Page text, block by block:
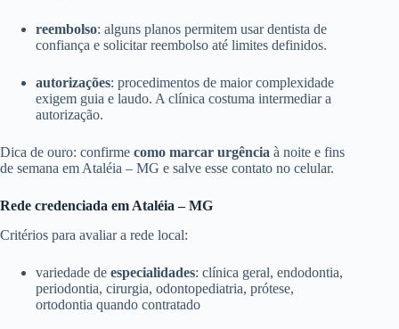
reembolso: alguns planos permitem usar dentista de
confiança e solicitar reembolso até limites definidos.
autorizações: procedimentos de maior complexidade
exigem guia e laudo. A clínica costuma intermediar a
autorização.
Dica de ouro: confirme como marcar urgência à noite e fins
de semana em Ataléia – MG e salve esse contato no celular.
Rede credenciada em Ataléia – MG
Critérios para avaliar a rede local:
variedade de especialidades: clínica geral, endodontia,
periodontia, cirurgia, odontopediatria, prótese,
ortodontia quando contratado